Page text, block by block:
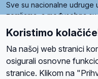
Sve su nacionalne udruge
zemljama, a međusobna
Radio Maria). Svjetsku
kojima je i hrvatska Udruga
Koristimo
Na našoj web stranici
osigurali osnovne
stranice. Klikom na